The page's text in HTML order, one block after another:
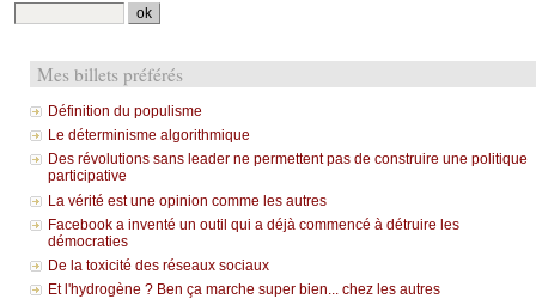
Mes billets préférés
Définition du populisme
Le déterminisme algorithmique
Des révolutions sans leader ne permettent pas de construire une politique
participative
La vérité est une opinion comme les autres
Facebook a inventé un outil qui a déjà commencé à détruire les
démocraties
De la toxicité des réseaux sociaux
Et l'hydrogène ? Ben ça marche super bien... chez les autres